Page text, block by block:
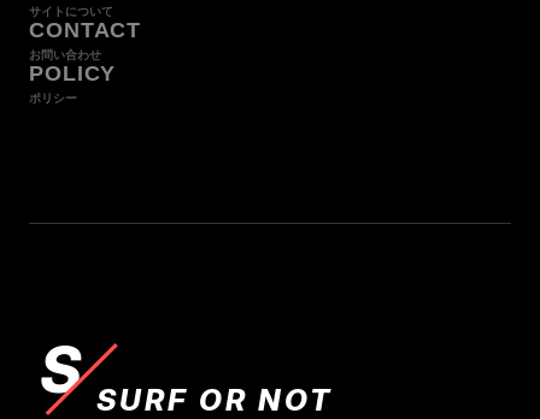
サイトについて
CONTACT
お問い合わせ
POLICY
ポリシー
SURF OR NOT
S